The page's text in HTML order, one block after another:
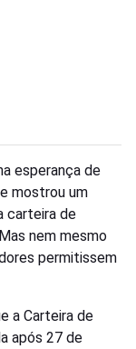
esperança de
mostrou um
carteira de
nem mesmo
permitissem
a Carteira de
após 27 de